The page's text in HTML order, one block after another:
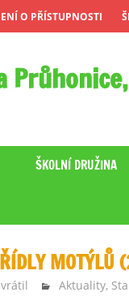
O PŘÍSTUPNOSTI
ŠKOLNÍ DRUŽINA
MOTÝLŮ
Aktuality,